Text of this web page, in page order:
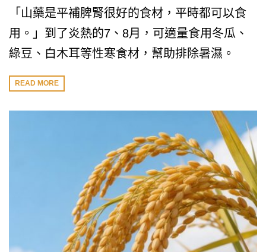
「山藥是平補脾腎很好的食材，平時都可以食
用。」到了炎熱的7、8月，可適量食用冬瓜、
綠豆、白木耳等性寒食材，幫助排除暑濕。
READ MORE